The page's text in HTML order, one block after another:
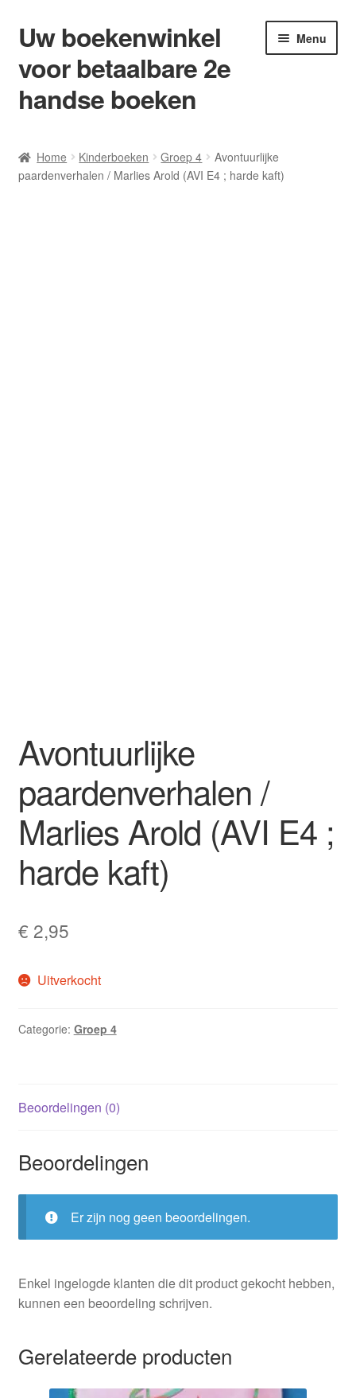
Ga
door
naar
navigatie
Ga
naar
de
inhoud
Uw boekenwinkel
voor betaalbare 2e
handse boeken
Menu
Afrekenen
Home Kinderboeken Groep 4
Avontuurlijke
paardenverhalen / Marlies Arold (AVI E4 ; harde kaft)
Avontuurlijke
paardenverhalen /
Marlies Arold (AVI E4 ;
harde kaft)
€ 2,95
Uitverkocht
Categorie: Groep 4
Beoordelingen (0)
Beoordelingen
Er zijn nog geen beoordelingen.
Enkel ingelogde klanten die dit product gekocht hebben,
kunnen een beoordeling schrijven.
Gerelateerde producten